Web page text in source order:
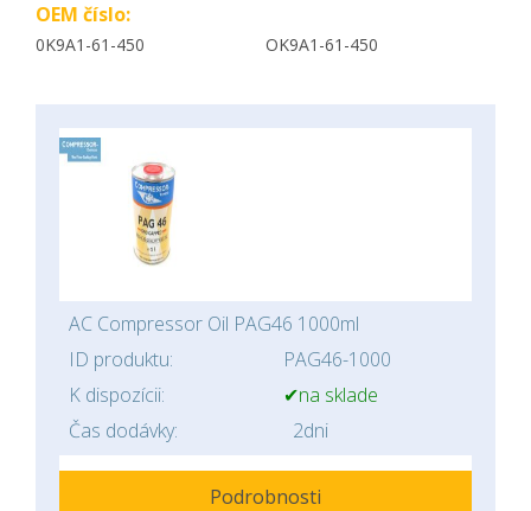
OEM číslo:
0K9A1-61-450 OK9A1-61-450
AC Compressor Oil PAG46 1000ml
ID produktu:
PAG46-1000
K dispozícii:
✔na sklade
Čas dodávky:
2dni
Podrobnosti